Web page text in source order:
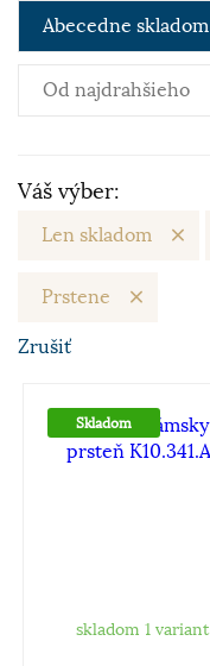
Abecedne skladom
Od najdrahšieho
Váš výber:
Len skladom
Prstene
Zrušiť
Skladom
skladom 1 variant